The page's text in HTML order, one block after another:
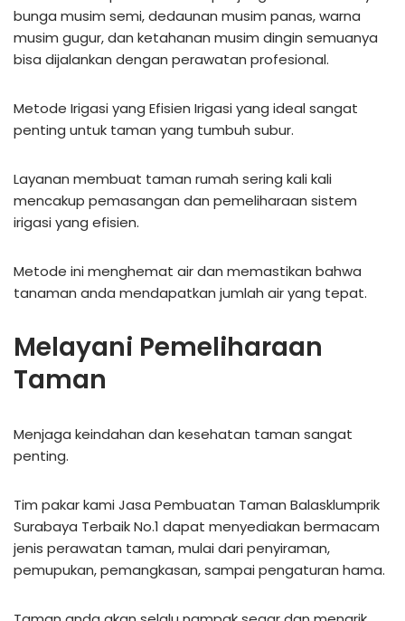
bunga musim semi, dedaunan musim panas, warna
musim gugur, dan ketahanan musim dingin semuanya
bisa dijalankan dengan perawatan profesional.
Metode Irigasi yang Efisien Irigasi yang ideal sangat
penting untuk taman yang tumbuh subur.
Layanan membuat taman rumah sering kali kali
mencakup pemasangan dan pemeliharaan sistem
irigasi yang efisien.
Metode ini menghemat air dan memastikan bahwa
tanaman anda mendapatkan jumlah air yang tepat.
Melayani Pemeliharaan
Taman
Menjaga keindahan dan kesehatan taman sangat
penting.
Tim pakar kami Jasa Pembuatan Taman Balasklumprik
Surabaya Terbaik No.1 dapat menyediakan bermacam
jenis perawatan taman, mulai dari penyiraman,
pemupukan, pemangkasan, sampai pengaturan hama.